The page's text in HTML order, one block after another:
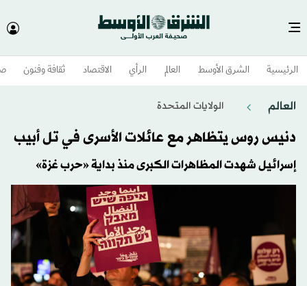
الرئيسية الشرق الأوسط​ العالم الرأي الاقتصاد ثقافة وفنون
العالم الولايات المتحدة​
دنيس روس يتظاهر مع عائلات الأسرى في تل أبيب
إسرائيل شهدت المظاهرات الكبرى منذ بداية «حرب غزة»